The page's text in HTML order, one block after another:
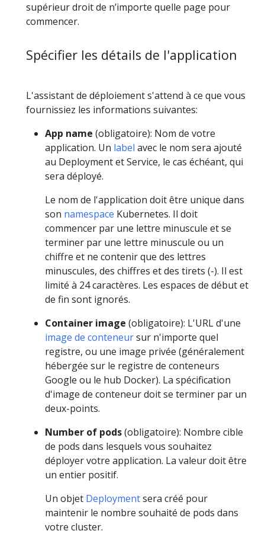
supérieur droit de n’importe quelle page pour
commencer.
Spécifier les détails de l'application
L'assistant de déploiement s'attend à ce que vous
fournissiez les informations suivantes:
App name (obligatoire): Nom de votre
application. Un label avec le nom sera ajouté
au Deployment et Service, le cas échéant, qui
sera déployé.
Le nom de l'application doit être unique dans
son namespace Kubernetes. Il doit
commencer par une lettre minuscule et se
terminer par une lettre minuscule ou un
chiffre et ne contenir que des lettres
minuscules, des chiffres et des tirets (-). Il est
limité à 24 caractères. Les espaces de début et
de fin sont ignorés.
Container image (obligatoire): L'URL d'une
image de conteneursur n'importe quel
registre, ou une image privée (généralement
hébergée sur le registre de conteneurs
Google ou le hub Docker). La spécification
d'image de conteneur doit se terminer par un
deux-points.
Number of pods(obligatoire): Nombre cible
de pods dans lesquels vous souhaitez
déployer votre application. La valeur doit être
un entier positif.
Un objet Deploymentsera créé pour
maintenir le nombre souhaité de pods dans
votre cluster.